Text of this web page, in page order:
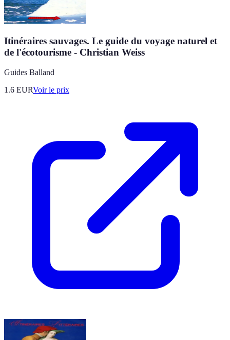
Itinéraires sauvages. Le guide du voyage naturel et
de l'écotourisme - Christian Weiss
Guides Balland
1.6 EURVoir le prix